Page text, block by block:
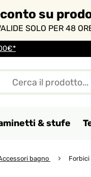
su
SOLO PER 48
& stufe
bagno Forbici